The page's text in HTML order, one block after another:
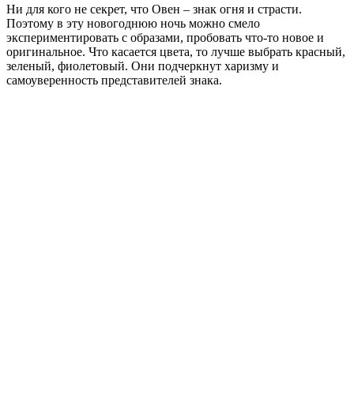
Ни для кого не секрет, что Овен – знак огня и страсти.
Поэтому в эту новогоднюю ночь можно смело
экспериментировать с образами, пробовать что-то новое и
оригинальное. Что касается цвета, то лучше выбрать красный,
зеленый, фиолетовый. Они подчеркнут харизму и
самоуверенность представителей знака.